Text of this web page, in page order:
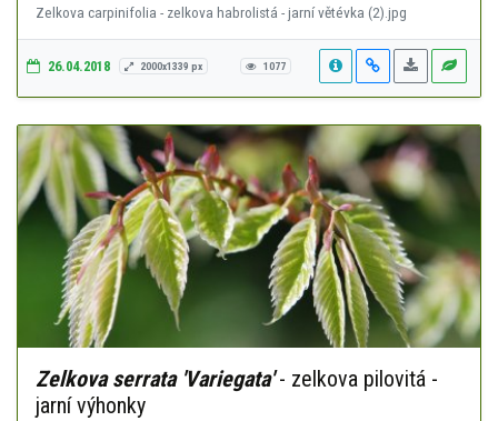
Zelkova carpinifolia - zelkova habrolistá - jarní větévka (2).jpg
26.04.2018 2000x1339 px 1077
Zelkova serrata 'Variegata'- zelkova pilovitá -
jarní výhonky